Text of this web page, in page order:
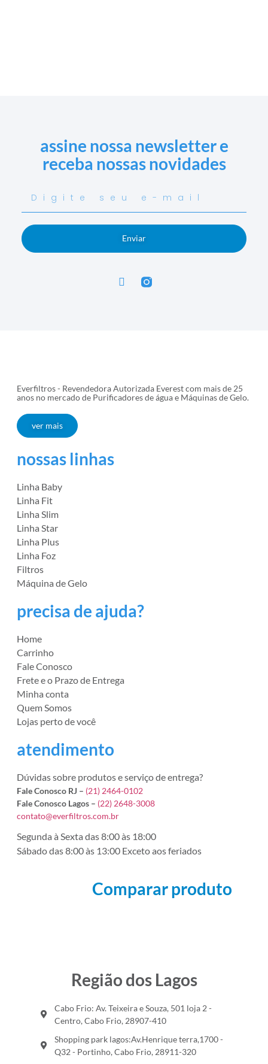
assine nossa newsletter e
receba nossas novidades
Enviar
Everfiltros - Revendedora Autorizada Everest com mais de 25
anos no mercado de Purificadores de água e Máquinas de Gelo.
ver mais
nossas linhas
Linha Baby
Linha Fit
Linha Slim
Linha Star
Linha Plus
Linha Foz
Filtros
Máquina de Gelo
precisa de ajuda?
Home
Carrinho
Fale Conosco
Frete e o Prazo de Entrega
Minha conta
Quem Somos
Lojas perto de você
atendimento
Dúvidas sobre produtos e serviço de entrega?
Fale Conosco RJ – (21) 2464-0102
Fale Conosco Lagos – (22) 2648-3008
contato@everfiltros.com.br
Segunda à Sexta das 8:00 às 18:00
Sábado das 8:00 às 13:00 Exceto aos feriados
Comparar produto
Região dos Lagos
Cabo Frio: Av. Teixeira e Souza, 501 loja 2 -
Centro, Cabo Frio, 28907-410
Shopping park lagos:Av.Henrique terra,1700 -
Q32 - Portinho, Cabo Frio, 28911-320